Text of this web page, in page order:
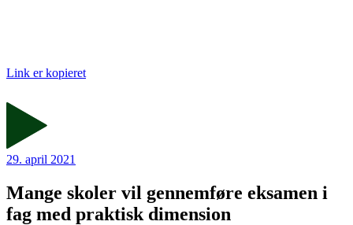
Link er kopieret
29. april 2021
Mange skoler vil gennemføre eksamen i
fag med praktisk dimension